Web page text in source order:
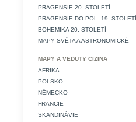
PRAGENSIE 20. STOLETÍ
PRAGENSIE DO POL. 19. STOLETÍ
BOHEMIKA 20. STOLETÍ
MAPY SVĚTA A ASTRONOMICKÉ
MAPY A VEDUTY CIZINA
AFRIKA
POLSKO
NĚMECKO
FRANCIE
SKANDINÁVIE